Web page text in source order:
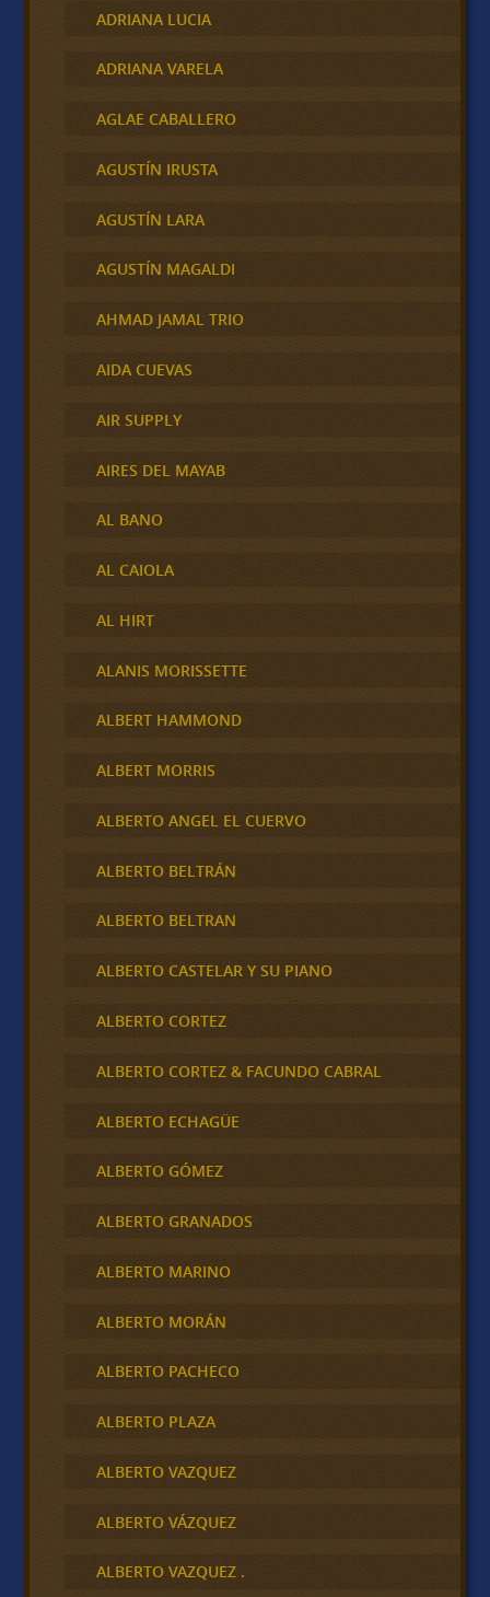
ADRIANA LUCIA
ADRIANA VARELA
AGLAE CABALLERO
AGUSTÍN IRUSTA
AGUSTÍN LARA
AGUSTÍN MAGALDI
AHMAD JAMAL TRIO
AIDA CUEVAS
AIR SUPPLY
AIRES DEL MAYAB
AL BANO
AL CAIOLA
AL HIRT
ALANIS MORISSETTE
ALBERT HAMMOND
ALBERT MORRIS
ALBERTO ANGEL EL CUERVO
ALBERTO BELTRÁN
ALBERTO BELTRAN
ALBERTO CASTELAR Y SU PIANO
ALBERTO CORTEZ
ALBERTO CORTEZ & FACUNDO CABRAL
ALBERTO ECHAGÜE
ALBERTO GÓMEZ
ALBERTO GRANADOS
ALBERTO MARINO
ALBERTO MORÁN
ALBERTO PACHECO
ALBERTO PLAZA
ALBERTO VAZQUEZ
ALBERTO VÁZQUEZ
ALBERTO VAZQUEZ .